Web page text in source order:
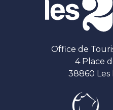
Office de
4 Place
38860 Les